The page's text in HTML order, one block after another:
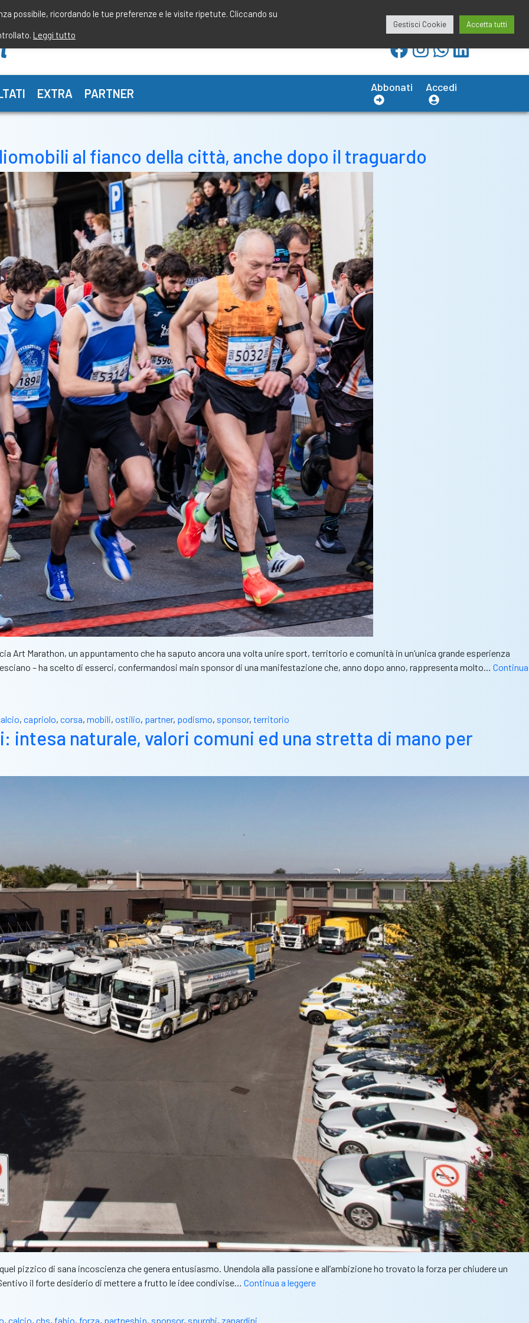
redazione@calciobresciano.it
EXTRA PARTNER Abbonati Accedi
al fianco della città, anche dopo il traguardo
Art Marathon, un appuntamento che ha saputo ancora una volta unire sport, territorio e comunità in un’unica grande esperienza
– ha scelto di esserci, confermandosi main sponsor di una manifestazione che, anno dopo anno, rappresenta molto… Continua
, capriolo, corsa, mobili, ostilio, partner, podismo, sponsor, territorio
intesa naturale, valori comuni ed una stretta di mano per
pizzico di sana incoscienza che genera entusiasmo. Unendola alla passione e all’ambizione ho trovato la forza per chiudere un
il forte desiderio di mettere a frutto le idee condivise… Continua a leggereCalcioBresciano
, calcio, cbs, fabio, forza, partneship, sponsor, spurghi, zanardini
possibile, ricordando le tue preferenze e le visite ripetute. Cliccando su
Leggi tutto
Gestisci Cookie Accetta tutti